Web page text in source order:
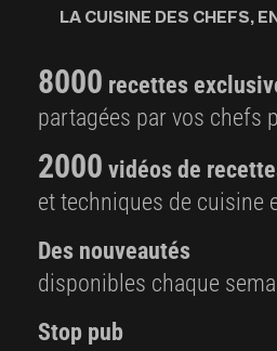
LA CUISINE DES CHEFS,
8000 recettes
partagées par vos chefs
2000 vidéos de
et techniques de cuisine
Des nouveautés
disponibles chaque
Stop pub